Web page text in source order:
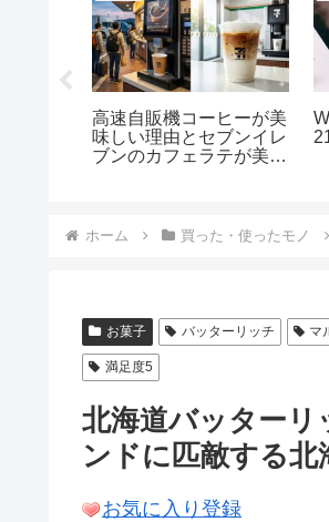
高速自販機コーヒーが美
味しい理由とセブンイレ
ブンのカフェラテが美味
ホーム 買った・使ったモノ
お菓子 バッターリッチ マ
満足度5
北海道バッターリ
ンドに匹敵する北
お気に入り登録